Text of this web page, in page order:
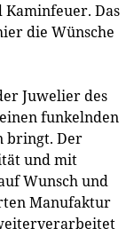
Das
die Wünsche
Juwelier des
funkelnden
bringt. Der
und mit
Wunsch und
Manufaktur